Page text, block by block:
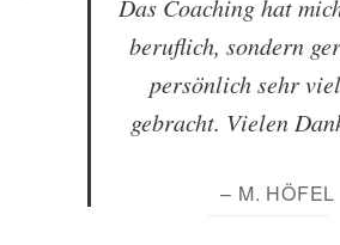
Das Coaching hat
beruflich, sondern
persönlich sehr
gebracht. Vielen
– M. HÖFEL